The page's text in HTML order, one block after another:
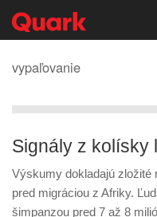
vypaľovanie
Signály z kolísky
Výskumy dokladajú zložité
pred migráciou z Afriky.
šimpanzou pred 7 až 8